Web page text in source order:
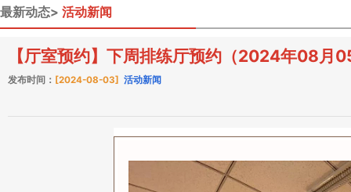
最新动态> 活动新闻
【厅室预约】下周排练厅预约（2024年08
发布时间： [2024-08-03] 活动新闻